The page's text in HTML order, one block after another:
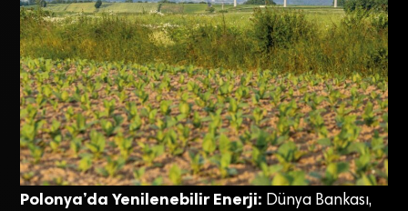
Polonya’da Yenilenebilir Enerji: Dünya Bankası,